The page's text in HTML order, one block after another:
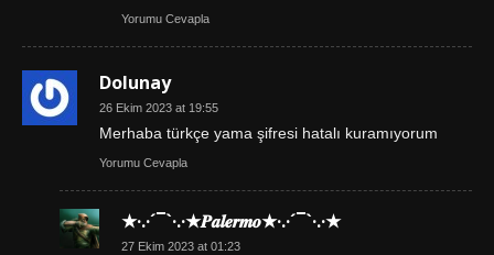
Yorumu Cevapla
Dolunay
26 Ekim 2023 at 19:55
Merhaba türkçe yama şifresi hatalı kuramıyorum
Yorumu Cevapla
★·.·´¯`·.·★𝑷𝒂𝒍𝒆𝒓𝒎𝒐★·.·´¯`·.·★
27 Ekim 2023 at 01:23